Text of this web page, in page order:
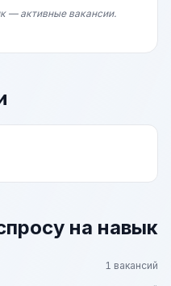
— активные вакансии.
на навык
1 вакансий